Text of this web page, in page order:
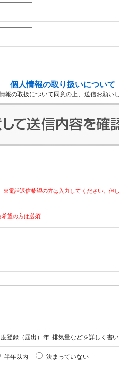
個人情報の取り扱いについて
報の取扱について同意の上、送信お願いし
※電話返信希望の方は入力してください。但
望の方は必須
登録（届出）年･排気量などを詳しく書
半年以内 決まっていない